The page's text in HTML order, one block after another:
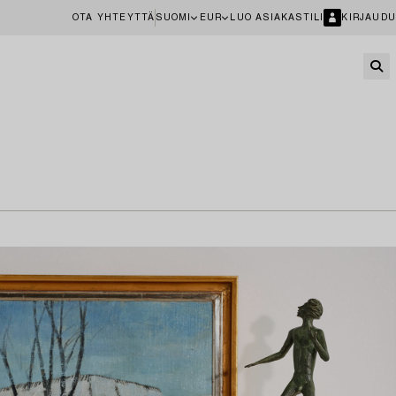
OTA YHTEYTTÄ SUOMI EUR LUO ASIAKASTILI KIRJAUDU